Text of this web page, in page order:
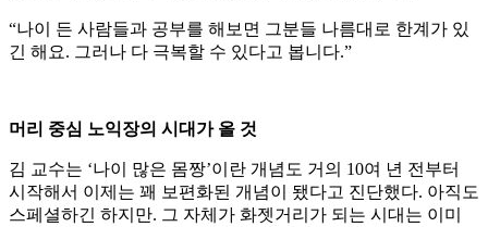
“나이 든 사람들과 공부를 해보면 그분들 나름대로 한계가 있
긴 해요. 그러나 다 극복할 수 있다고 봅니다.”
머리 중심 노익장의 시대가 올 것
김 교수는 ‘나이 많은 몸짱’이란 개념도 거의 10여 년 전부터
시작해서 이제는 꽤 보편화된 개념이 됐다고 진단했다. 아직도
스페셜하긴 하지만. 그 자체가 화젯거리가 되는 시대는 이미